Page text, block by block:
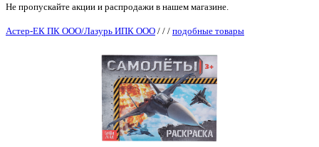
Не пропускайте акции и распродажи в нашем магазине.
Астер-ЕК ПК ООО/Лазурь ИПК ООО / / / подобные товары